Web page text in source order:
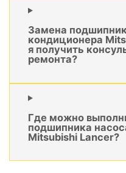
Замена
кондиционера
я получить
ремонта?
Где можно
подшипника
Mitsubishi Lancer?